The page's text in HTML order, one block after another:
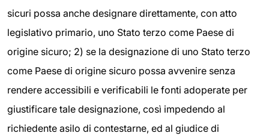
sicuri possa anche designare direttamente, con atto
legislativo primario, uno Stato terzo come Paese di
origine sicuro; 2) se la designazione di uno Stato terzo
come Paese di origine sicuro possa avvenire senza
rendere accessibili e verificabili le fonti adoperate per
giustificare tale designazione, così impedendo al
richiedente asilo di contestarne, ed al giudice di